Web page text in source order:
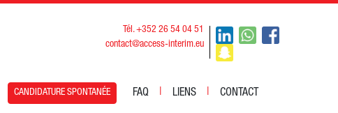
Tél. +352 26 54 04 51
contact@access-interim.eu
CANDIDATURE SPONTANÉE FAQ | LIENS | CONTACT